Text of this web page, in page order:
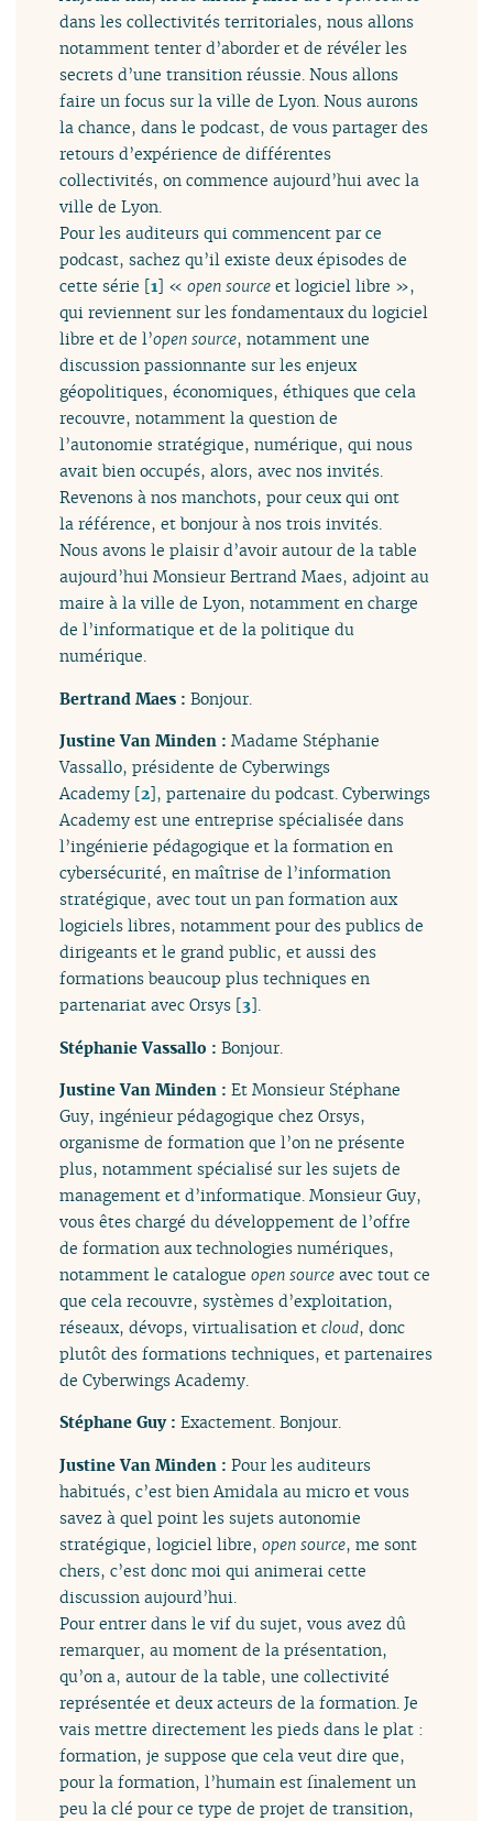
dans les collectivités territoriales, nous allons
notamment tenter d’aborder et de révéler les
secrets d’une transition réussie. Nous allons
faire un focus sur la ville de Lyon. Nous aurons
la chance, dans le podcast, de vous partager des
retours d’expérience de différentes
collectivités, on commence aujourd’hui avec la
ville de Lyon.
Pour les auditeurs qui commencent par ce
podcast, sachez qu’il existe deux épisodes de
cette série [1] «open source et logiciel libre »,
qui reviennent sur les fondamentaux du logiciel
libre et de l’open source, notamment une
discussion passionnante sur les enjeux
géopolitiques, économiques, éthiques que cela
recouvre, notamment la question de
l’autonomie stratégique, numérique, qui nous
avait bien occupés, alors, avec nos invités.
Revenons à nos manchots, pour ceux qui ont
la référence, et bonjour à nos trois invités.
Nous avons le plaisir d’avoir autour de la table
aujourd’hui Monsieur Bertrand Maes, adjoint au
maire à la ville de Lyon, notamment en charge
de l’informatique et de la politique du
numérique.
Bertrand Maes :Bonjour.
Justine Van Minden :Madame Stéphanie
Vassallo, présidente de Cyberwings
Academy [2], partenaire du podcast. Cyberwings
Academy est une entreprise spécialisée dans
l’ingénierie pédagogique et la formation en
cybersécurité, en maîtrise de l’information
stratégique, avec tout un pan formation aux
logiciels libres, notamment pour des publics de
dirigeants et le grand public, et aussi des
formations beaucoup plus techniques en
partenariat avec Orsys [3].
Stéphanie Vassallo :Bonjour.
Justine Van Minden :Et Monsieur Stéphane
Guy, ingénieur pédagogique chez Orsys,
organisme de formation que l’on ne présente
plus, notamment spécialisé sur les sujets de
management et d’informatique. Monsieur Guy,
vous êtes chargé du développement de l’offre
de formation aux technologies numériques,
notamment le catalogueopen source avec tout ce
que cela recouvre, systèmes d’exploitation,
réseaux, dévops, virtualisation etcloud, donc
plutôt des formations techniques, et partenaires
de Cyberwings Academy.
Stéphane Guy :Exactement. Bonjour.
Justine Van Minden :Pour les auditeurs
habitués, c’est bien Amidala au micro et vous
savez à quel point les sujets autonomie
stratégique, logiciel libre,open source, me sont
chers, c’est donc moi qui animerai cette
discussion aujourd’hui.
Pour entrer dans le vif du sujet, vous avez dû
remarquer, au moment de la présentation,
qu’on a, autour de la table, une collectivité
représentée et deux acteurs de la formation. Je
vais mettre directement les pieds dans le plat :
formation, je suppose que cela veut dire que,
pour la formation, l’humain est finalement un
peu la clé pour ce type de projet de transition,